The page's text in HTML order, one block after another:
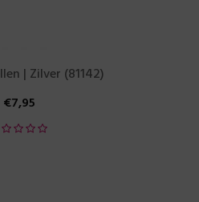
| Zilver (81142)
€7,95